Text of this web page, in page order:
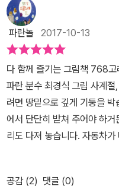
파란놀 2017-10-13
다 함께 즐기는 그림책 768
파란 분수 최경식 그림 사계
려면 땅밑으로 깊게 기둥을
에서 단단히 받쳐 주어야 하
리도 다져 놓습니다. 자동차가
서는 이래저래 거의 물샐 틈
럽거나 맑은 냇물이 도시 한복
공감 (2) 댓글 (0)